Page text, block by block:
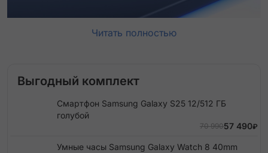
Читать полностью
Выгодный комплект
Смартфон Samsung Galaxy S25 12/512 ГБ
голубой
57 490₽
70 990
Умные часы Samsung Galaxy Watch 8 40mm